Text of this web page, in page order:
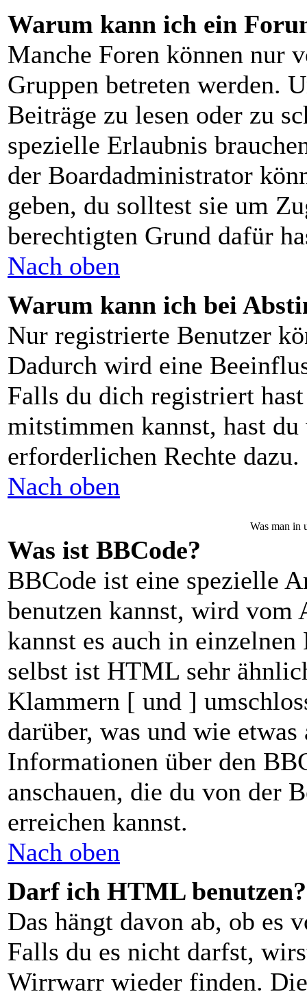
Warum kann ich ein
Manche Foren können nur
Gruppen betreten werden.
Beiträge zu lesen oder zu
spezielle Erlaubnis
der Boardadministrator
geben, du solltest sie um
berechtigten Grund dafür
Nach oben
Warum kann ich bei
Nur registrierte Benutzer
Dadurch wird eine
Falls du dich registriert
mitstimmen kannst, hast
erforderlichen Rechte dazu.
Nach oben
Was man in
Was ist BBCode?
BBCode ist eine spezielle
benutzen kannst, wird
kannst es auch in
selbst ist HTML sehr
Klammern [ und ]
darüber, was und wie
Informationen über den
anschauen, die du von der
erreichen kannst.
Nach oben
Darf ich HTML benutzen?
Das hängt davon ab, ob es
Falls du es nicht darfst,
Wirrwarr wieder finden.